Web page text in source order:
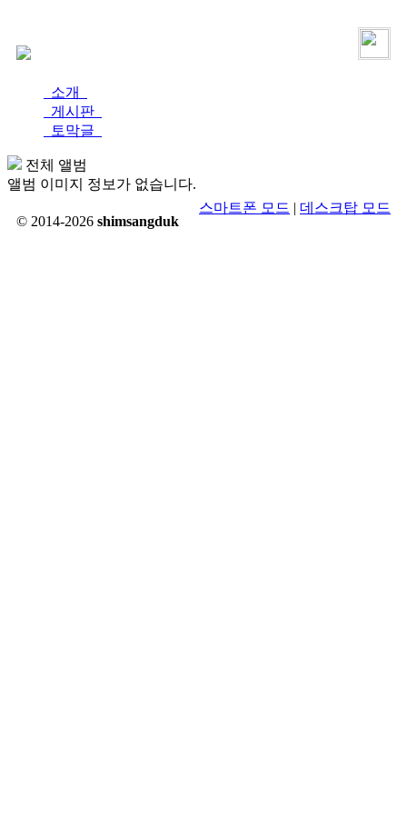
소개
게시판
토막글
전체 앨범
앨범 이미지 정보가 없습니다.
© 2014-2026 shimsangduk
스마트폰 모드 | 데스크탑 모드